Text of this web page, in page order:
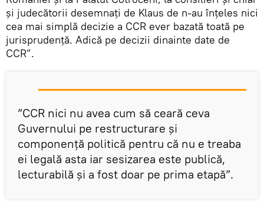
şi judecătorii desemnaţi de Klaus de n-au înţeles nici
cea mai simplă decizie a CCR ever bazată toată pe
jurisprudenţă. Adică pe decizii dinainte date de
CCR”.
”CCR nici nu avea cum să ceară ceva
Guvernului pe restructurare şi
componenţă politică pentru că nu e treaba
ei legală asta iar sesizarea este publică,
lecturabilă şi a fost doar pe prima etapă”.